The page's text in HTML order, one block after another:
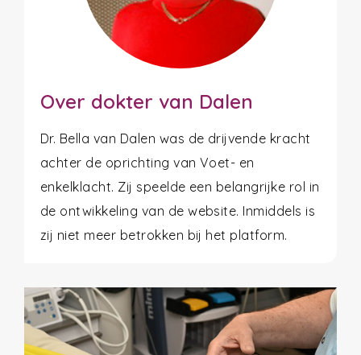
Over dokter van Dalen
Dr. Bella van Dalen was de drijvende kracht
achter de oprichting van Voet- en
enkelklacht. Zij speelde een belangrijke rol in
de ontwikkeling van de website. Inmiddels is
zij niet meer betrokken bij het platform.